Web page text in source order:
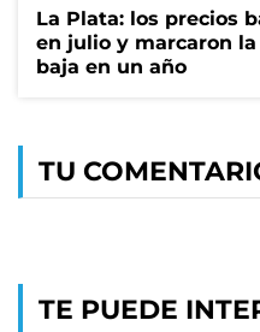
La Plata: los precios
en julio y marcaron
baja en un año
TU
TE PUEDE